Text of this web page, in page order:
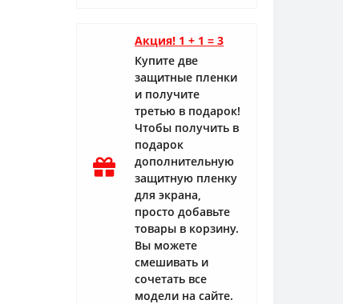
Акция! 1 + 1 = 3
Купите две
защитные пленки
и получите
третью в подарок!
Чтобы получить в
подарок
дополнительную
защитную пленку
для экрана,
просто добавьте
товары в корзину.
Вы можете
смешивать и
сочетать все
модели на сайте.